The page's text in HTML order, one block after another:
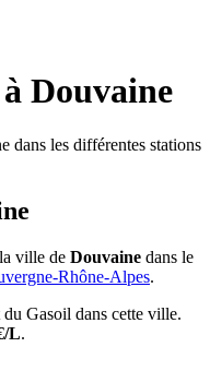
Douvaine
dans les différentes stations
ville de Douvaine dans le
Rhône-Alpes.
du Gasoil dans cette ville.
L.